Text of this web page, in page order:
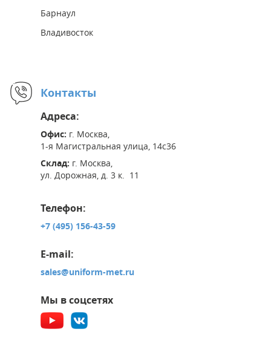
Барнаул
Владивосток
Контакты
Адреса:
Офис: г. Москва,
1-я Магистральная улица, 14с36
Склад: г. Москва,
ул. Дорожная, д. 3 к. 11
Телефон:
+7 (495) 156-43-59
E-mail:
sales@uniform-met.ru
Мы в соцсетях